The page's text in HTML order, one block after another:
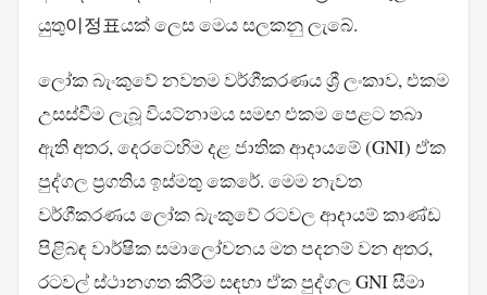
යුතු이정표යක් ලෙස මෙය සලකනු ලැබේ.
ලෝක බැංකුවේ නවතම වර්ගීකරණය ශ්‍රී ලංකාව, එකම
උසස්වීම ලැබූ වියට්නාමය සමඟ එකම පෙළට තබා
ඇති අතර, දෙරටෙහිම දළ ජාතික ආදායමේ (GNI) ඒක
පුද්ගල ප්‍රගතිය ඉස්මතු කෙරේ. මෙම නැවත
වර්ගීකරණය ලෝක බැංකුවේ රටවල ආදායම් කාණ්ඩ
පිළිබඳ වාර්ෂික සමාලෝචනය මත පදනම් වන අතර,
රටවල් ස්ථානගත කිරීම සඳහා ඒක පුද්ගල GNI සීමා